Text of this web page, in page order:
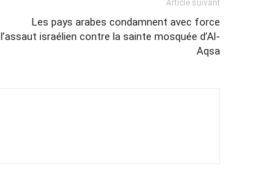
Article suivant
Les pays arabes condamnent avec force
l’assaut israélien contre la sainte mosquée d’Al-
Aqsa